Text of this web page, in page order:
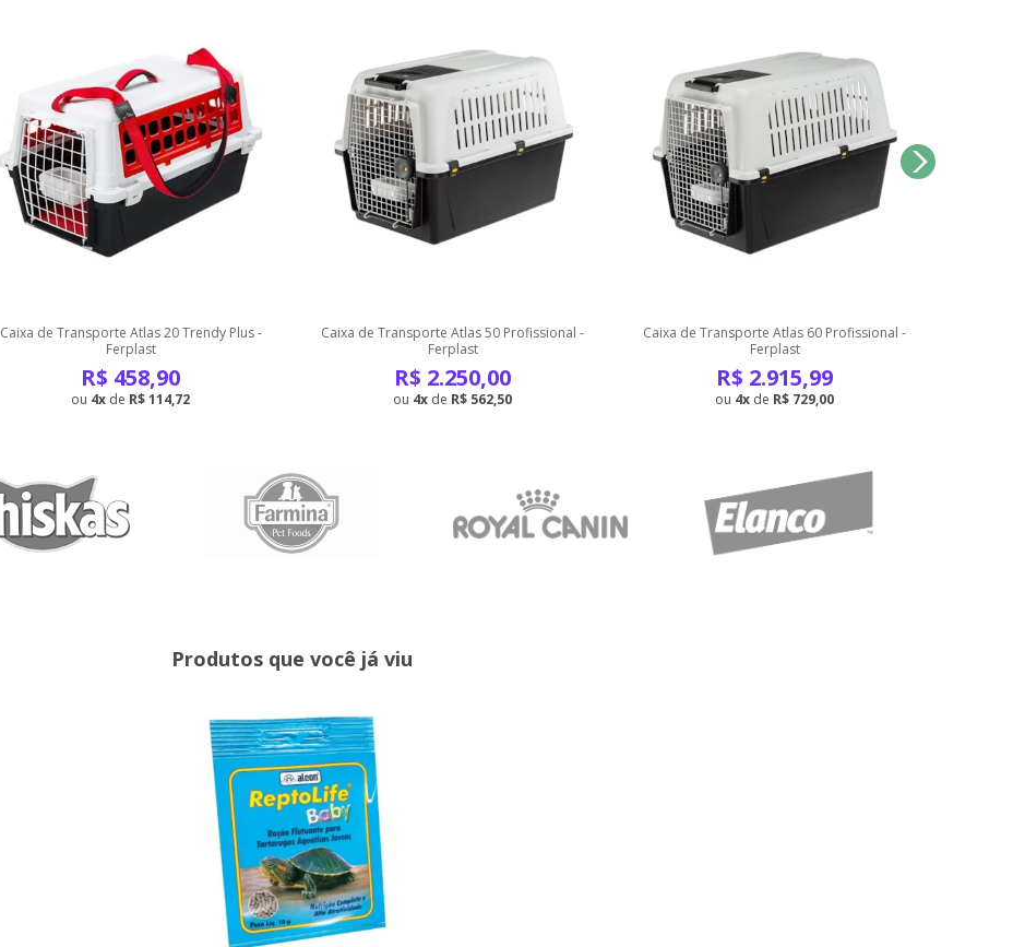
Caixa de Transporte Atlas 20 Trendy Plus -
Ferplast
R$ 458,90
4 de R$ 114,72
Caixa de Transporte Atlas 50 Profissional -
Ferplast
R$ 2.250,00
4 de R$ 562,50
Caixa de Transporte Atlas 60 Profissional -
Ferplast
R$ 2.915,99
4 de R$ 729,00
Produtos que você já viu